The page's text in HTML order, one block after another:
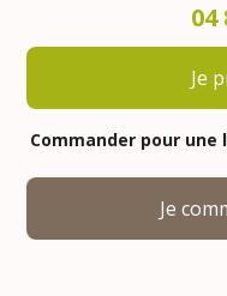
04
Je
Commander pour
Je